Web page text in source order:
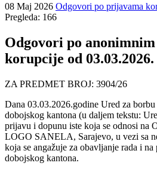
08 Maj 2026 Odgovori po prijavama
Pregleda: 166
Odgovori po
korupcije od 03.03.2026.
ZA PREDMET BROJ: 3904/26
Dana 03.03.2026.godine Ured za
dobojskog kantona (u daljem tekstu:
prijavu i dopunu iste koja se odnosi na
LOGO SANELA, Sarajevo, u vezi sa
koja se angažuje za obavljanje rada i
dobojskog kantona.